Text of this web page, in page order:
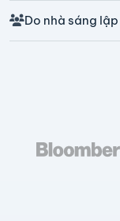
Do nhà sáng